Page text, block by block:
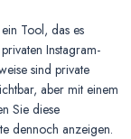
Tool, das es
Instagram-
sind private
aber mit einem
Sie diese
dennoch anzeigen.